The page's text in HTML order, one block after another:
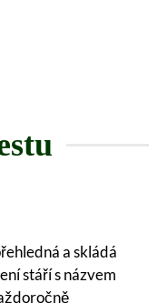
a skládá
stáří s názvem